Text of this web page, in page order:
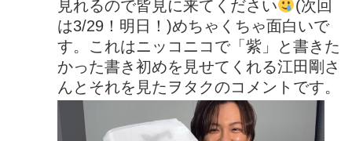
見れるので皆見に来てください
(次回
は3/29！明日！)めちゃくちゃ面白いで
す。これはニッコニコで「紫」と書きた
かった書き初めを見せてくれる江田剛さ
んとそれを見たヲタクのコメントです。